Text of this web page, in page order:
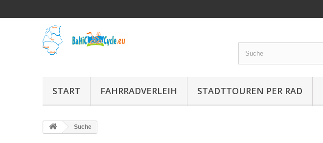
START FAHRRADVERLEIH STADTTOUREN PER RAD
Suche